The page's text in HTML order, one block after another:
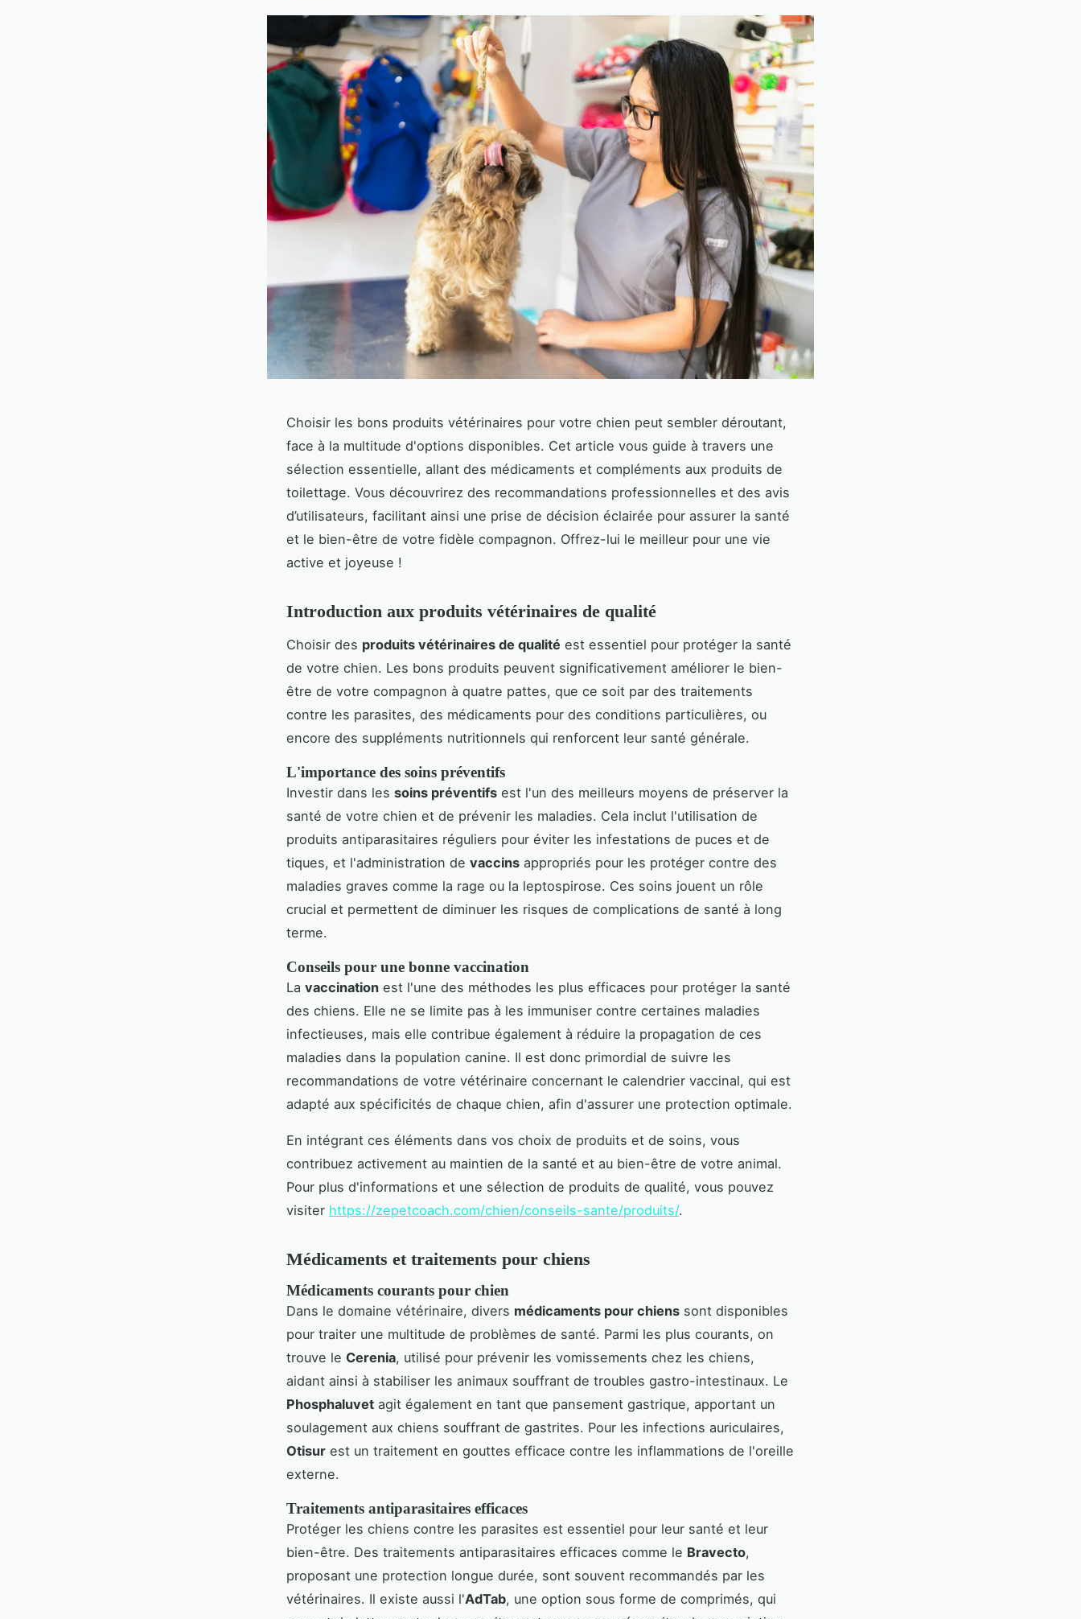
Choisir les bons produits vétérinaires pour votre chien peut sembler déroutant,
face à la multitude d'options disponibles. Cet article vous guide à travers une
sélection essentielle, allant des médicaments et compléments aux produits de
toilettage. Vous découvrirez des recommandations professionnelles et des avis
d’utilisateurs, facilitant ainsi une prise de décision éclairée pour assurer la santé
et le bien-être de votre fidèle compagnon. Offrez-lui le meilleur pour une vie
active et joyeuse !
Introduction aux produits vétérinaires de qualité
Choisir des produits vétérinaires de qualité est essentiel pour protéger la santé
de votre chien. Les bons produits peuvent significativement améliorer le bien-
être de votre compagnon à quatre pattes, que ce soit par des traitements
contre les parasites, des médicaments pour des conditions particulières, ou
encore des suppléments nutritionnels qui renforcent leur santé générale.
L'importance des soins préventifs
Investir dans les soins préventifs est l'un des meilleurs moyens de préserver la
santé de votre chien et de prévenir les maladies. Cela inclut l'utilisation de
produits antiparasitaires réguliers pour éviter les infestations de puces et de
tiques, et l'administration de vaccins appropriés pour les protéger contre des
maladies graves comme la rage ou la leptospirose. Ces soins jouent un rôle
crucial et permettent de diminuer les risques de complications de santé à long
terme.
Conseils pour une bonne vaccination
La vaccination est l'une des méthodes les plus efficaces pour protéger la santé
des chiens. Elle ne se limite pas à les immuniser contre certaines maladies
infectieuses, mais elle contribue également à réduire la propagation de ces
maladies dans la population canine. Il est donc primordial de suivre les
recommandations de votre vétérinaire concernant le calendrier vaccinal, qui est
adapté aux spécificités de chaque chien, afin d'assurer une protection optimale.
En intégrant ces éléments dans vos choix de produits et de soins, vous
contribuez activement au maintien de la santé et au bien-être de votre animal.
Pour plus d'informations et une sélection de produits de qualité, vous pouvez
visiter https://zepetcoach.com/chien/conseils-sante/produits/.
Médicaments et traitements pour chiens
Médicaments courants pour chien
Dans le domaine vétérinaire, divers médicaments pour chiens sont disponibles
pour traiter une multitude de problèmes de santé. Parmi les plus courants, on
trouve le Cerenia, utilisé pour prévenir les vomissements chez les chiens,
aidant ainsi à stabiliser les animaux souffrant de troubles gastro-intestinaux. Le
Phosphaluvet agit également en tant que pansement gastrique, apportant un
soulagement aux chiens souffrant de gastrites. Pour les infections auriculaires,
Otisur est un traitement en gouttes efficace contre les inflammations de l'oreille
externe.
Traitements antiparasitaires efficaces
Protéger les chiens contre les parasites est essentiel pour leur santé et leur
bien-être. Des traitements antiparasitaires efficaces comme le Bravecto,
proposant une protection longue durée, sont souvent recommandés par les
vétérinaires. Il existe aussi l'AdTab, une option sous forme de comprimés, qui